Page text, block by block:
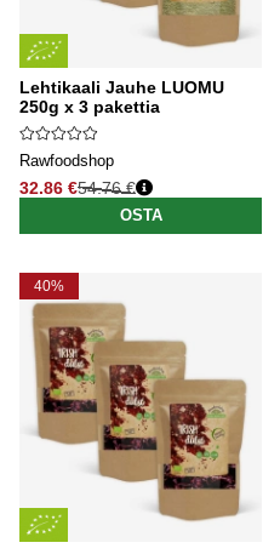
Lehtikaali Jauhe LUOMU
250g x 3 pakettia
Rawfoodshop
32.86 €
Normaali hinta
54.76 €
OSTA
40%